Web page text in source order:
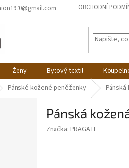
OBCHODNÍ
Ženy Bytový textil
Pánské kožené peněženky
Pánská
Značka: PRAGATI